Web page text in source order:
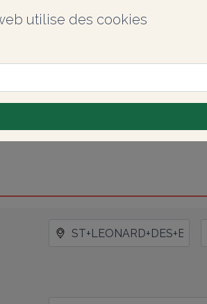
utilise des cookies